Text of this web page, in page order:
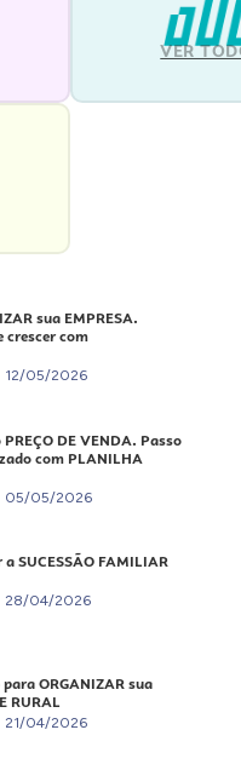
VER
sua EMPRESA.
crescer com
12/05/2026
DE VENDA. Passo
com PLANILHA
05/05/2026
SUCESSÃO FAMILIAR
28/04/2026
ORGANIZAR sua
RURAL
21/04/2026